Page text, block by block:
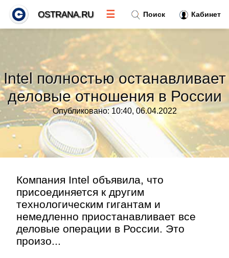
Intel полностью останавливает
деловые отношения в России
Опубликовано: 10:40, 06.04.2022
Компания Intel объявила, что
присоединяется к другим
технологическим гигантам и
немедленно приостанавливает все
деловые операции в России. Это
произо...
Поиск Кабинет
OSTRANA.RU ☰
Тренды новостей»
Рубрики»
Правила»
Контакт»